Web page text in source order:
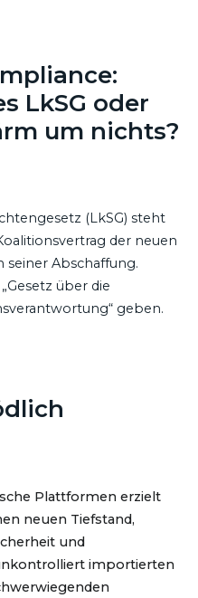
LkSG oder
um nichts?
(LkSG) steht
der neuen
seiner Abschaffung.
über die
geben.
Plattformen erzielt
neuen Tiefstand,
und
importierten